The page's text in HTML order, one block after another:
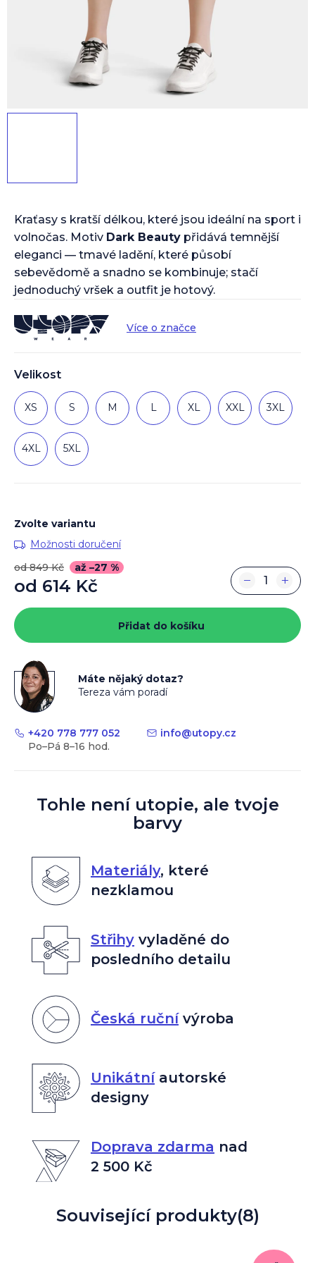
Velikost
XS S M L XL XXL 3XL
4XL 5XL
Kraťasy s kratší délkou, které jsou ideální na sport i
volnočas. Motiv Dark Beauty přidává temnější
eleganci — tmavé ladění, které působí
sebevědomě a snadno se kombinuje; stačí
jednoduchý vršek a outfit je hotový.
Více o značce
Zvolte variantu
Možnosti doručení
od 849 Kč
až –27 %
od 614 Kč
cena:
+
−
Přidat do košíku
Máte nějaký dotaz?
Tereza vám poradí
+420 778 777 052 info@utopy.cz
Tohle není utopie, ale tvoje
barvy
Materiály, které
nezklamou
Střihyvyladěné do
posledního detailu
Česká ručnívýroba
Unikátníautorské
designy
Doprava zdarma nad
2 500 Kč
Související produkty(8)